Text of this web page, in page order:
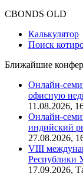
CBONDS OLD
Калькулятор
Поиск
Ближайшие
Онлайн-
офисную
11.08.2026,
Онлайн-
индийский
27.08.2026,
VIII
Республики
17.09.2026,